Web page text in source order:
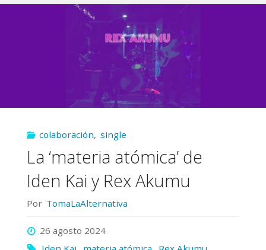
Gigas’
de
Soyla
Daniels"
colaboración, single
La ‘materia atómica’ de
Iden Kai y Rex Akumu
Por TomaLaAlternativa
26 agosto 2024